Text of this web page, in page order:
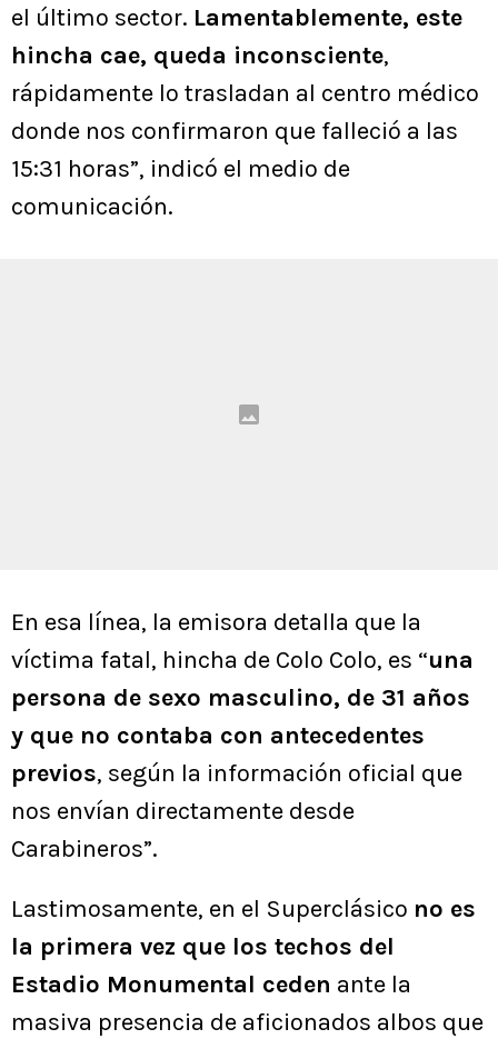
el último sector. Lamentablemente, este
hincha cae, queda inconsciente,
rápidamente lo trasladan al centro médico
donde nos confirmaron que falleció a las
15:31 horas”, indicó el medio de
comunicación.
En esa línea, la emisora detalla que la
víctima fatal, hincha de Colo Colo, es “una
persona de sexo masculino, de 31 años
y que no contaba con antecedentes
previos, según la información oficial que
nos envían directamente desde
Carabineros”.
Lastimosamente, en el Superclásico no es
la primera vez que los techos del
Estadio Monumental ceden ante la
masiva presencia de aficionados albos que